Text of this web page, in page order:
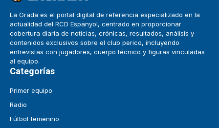
La Grada es el portal digital de referencia especializado en la
actualidad del RCD Espanyol, centrado en proporcionar
cobertura diaria de noticias, crónicas, resultados, análisis y
contenidos exclusivos sobre el club perico, incluyendo
entrevistas con jugadores, cuerpo técnico y figuras vinculadas
al equipo.
Categorías
Primer equipo
Radio
Fútbol femenino